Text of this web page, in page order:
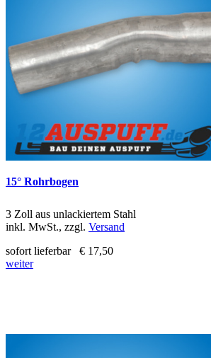
15° Rohrbogen
3 Zoll aus unlackiertem Stahl
inkl. MwSt., zzgl. Versand
sofort lieferbar
€ 17,50
weiter